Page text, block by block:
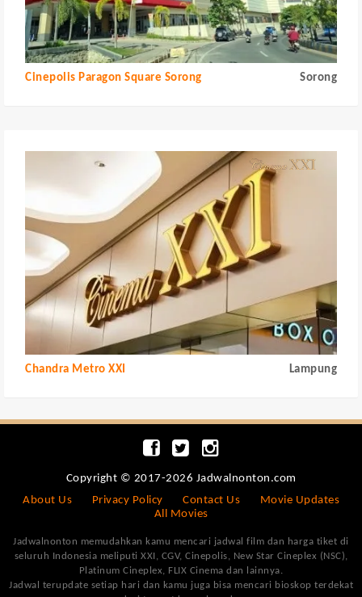
Cinepolis Paragon Square Sorong Sorong
Chandra Metro XXI Lampung
Copyright © 2017-2026 Jadwalnonton.com
About Us
Privacy Policy Contact Us
Movie Updates
All Movies
Jadwalnonton memudahkan kamu mencari jadwal film dan harga tiket di
seluruh Indonesia meliputi XXI, CGV, Cinepolis, New Star Cineplex (NSC),
Platinum Cineplex, FLIX Cinema dan lainnya.
Jadwal terupdate setiap hari dan kamu juga bisa mencari bioskop terdekat